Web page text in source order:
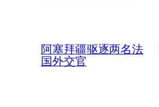
阿塞拜疆驱逐两名法
国外交官